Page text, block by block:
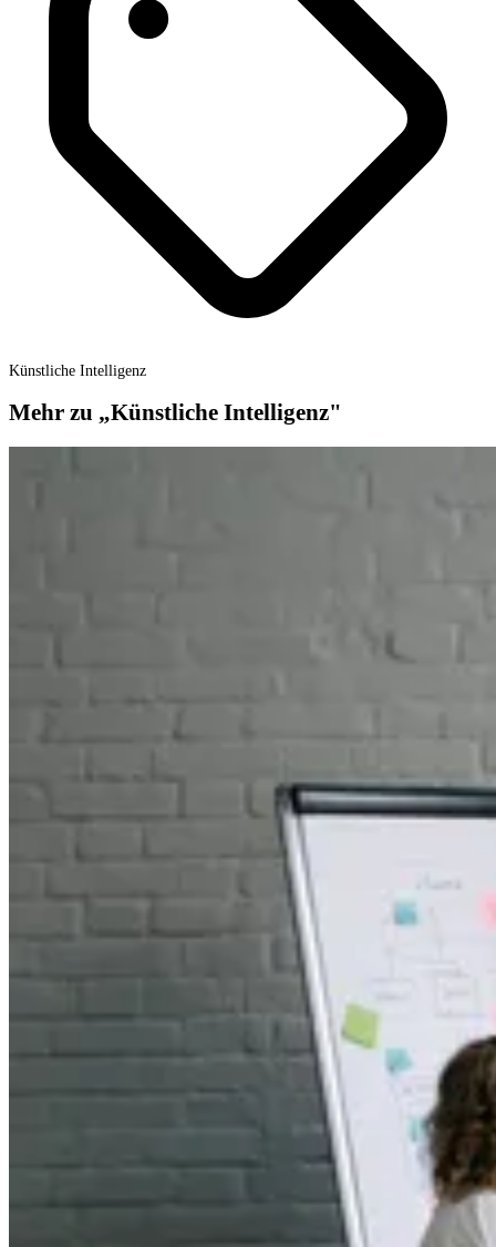
Künstliche Intelligenz
Mehr zu „Künstliche Intelligenz"